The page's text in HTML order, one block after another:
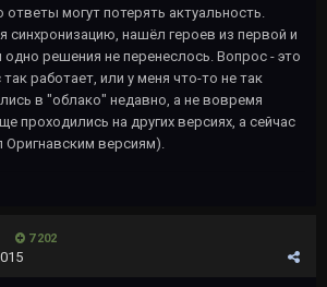
ответы могут потерять актуальность.
синхронизацию, нашёл героев из первой и
решения не перенеслось. Вопрос - это
работает, или у меня что-то не так
в "облако" недавно, а не вовремя
проходились на других версиях, а сейчас
Оригнавским версиям).
7 202